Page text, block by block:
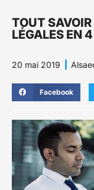
TOUT
LÉGALES EN
20 mai 2019
Facebook